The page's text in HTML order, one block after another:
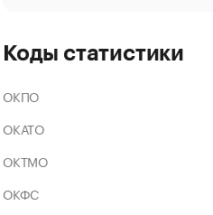
Коды статистики
ОКПО
ОКАТО
ОКТМО
ОКФС